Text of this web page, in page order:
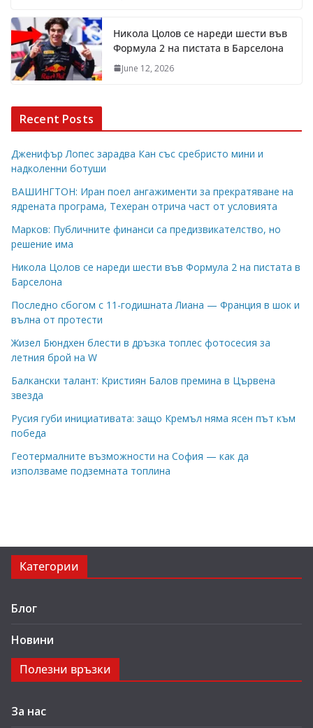
Никола Цолов се нареди шести във
Формула 2 на пистата в Барселона
June 12, 2026
Recent Posts
Дженифър Лопес зарадва Кан със сребристо мини и
надколенни ботуши
ВАШИНГТОН: Иран поел ангажименти за прекратяване на
ядрената програма, Техеран отрича част от условията
Марков: Публичните финанси са предизвикателство, но
решение има
Никола Цолов се нареди шести във Формула 2 на пистата в
Барселона
Последно сбогом с 11-годишната Лиана — Франция в шок и
вълна от протести
Жизел Бюндхен блести в дръзка топлес фотосесия за
летния брой на W
Балкански талант: Кристиян Балов премина в Цървена
звезда
Русия губи инициативата: защо Кремъл няма ясен път към
победа
Геотермалните възможности на София — как да
използваме подземната топлина
Категории
Блог
Новини
Полезни връзки
За нас